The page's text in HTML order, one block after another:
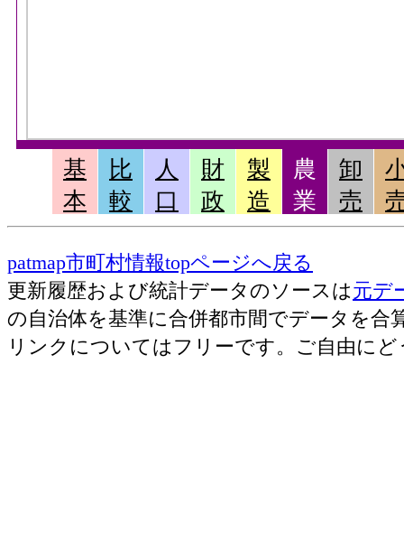
基
本
比
較
人
口
財
政
製
造
農
業
卸
売
patmap市町村情報topページへ戻る
更新履歴および統計データのソースは元デ
の自治体を基準に合併都市間でデータを合
リンクについてはフリーです。ご自由にど